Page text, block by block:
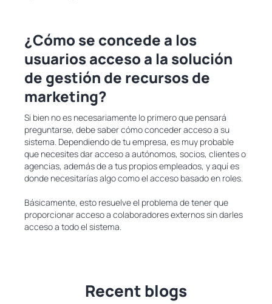
¿Cómo se concede a los
usuarios acceso a la solución
de gestión de recursos de
marketing?
Si bien no es necesariamente lo primero que pensará
preguntarse, debe saber cómo conceder acceso a su
sistema. Dependiendo de tu empresa, es muy probable
que necesites dar acceso a autónomos, socios, clientes o
agencias, además de a tus propios empleados, y aquí es
donde necesitarías algo como el acceso basado en roles.
Básicamente, esto resuelve el problema de tener que
proporcionar acceso a colaboradores externos sin darles
acceso a todo el sistema.
Recent blogs